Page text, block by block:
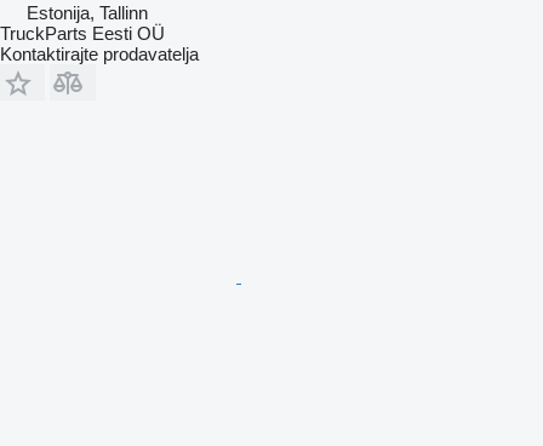
Estonija, Tallinn
TruckParts Eesti OÜ
Kontaktirajte prodavatelja